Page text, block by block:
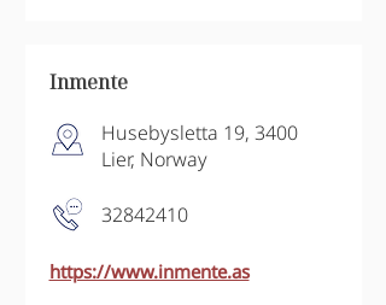
Inmente
Husebysletta 19, 3400
Lier, Norway
32842410
https://www.inmente.as